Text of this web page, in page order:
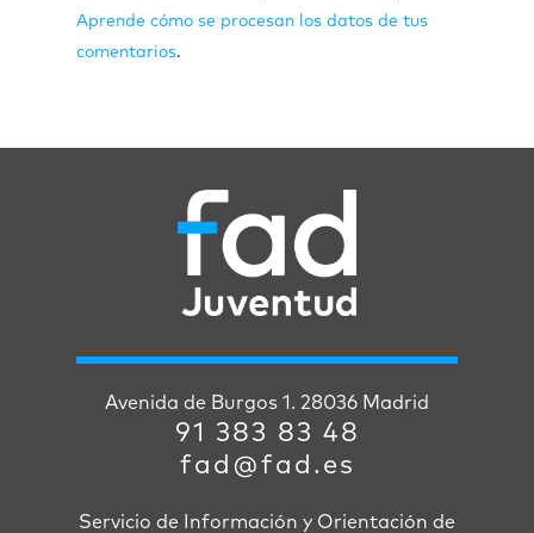
Aprende cómo se procesan los datos de tus
comentarios.
Avenida de Burgos 1. 28036 Madrid
91 383 83 48
fad@fad.es
Servicio de Información y Orientación de